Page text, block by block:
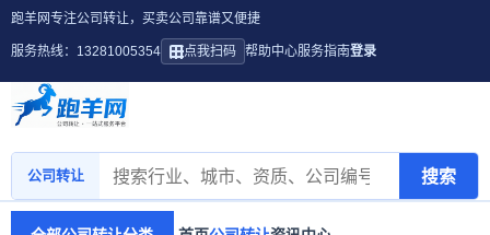
跑羊网专注公司转让，买卖公司靠谱又便捷
服务热线：13281005354 点我扫码 帮助中心服务指南登录
公司转让 搜索